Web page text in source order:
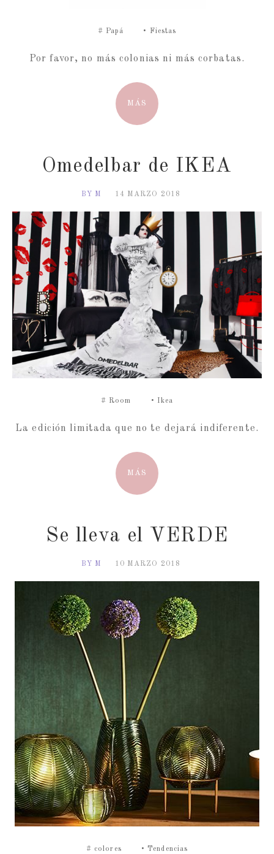
# Papá • Fiestas
Por favor, no más colonias ni más corbatas.
MÁS
Omedelbar de IKEA
BY M 14 MARZO 2018
# Room • Ikea
La edición limitada que no te dejará indiferente.
MÁS
Se lleva el VERDE
BY M 10 MARZO 2018
# colores • Tendencias